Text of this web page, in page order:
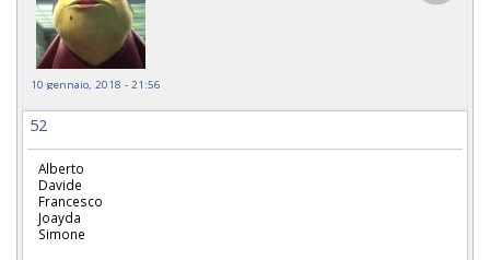
10 gennaio, 2018 - 21:56
52
Alberto
Davide
Francesco
Joayda
Simone